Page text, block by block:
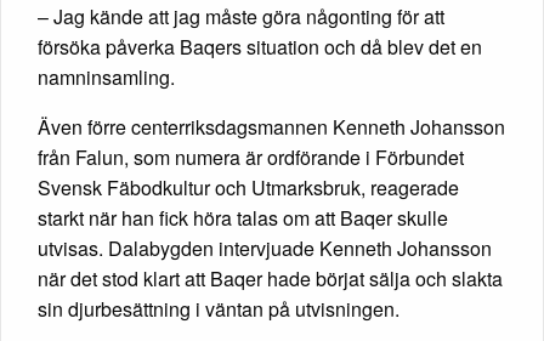
– Jag kände att jag måste göra någonting för att
försöka påverka Baqers situation och då blev det en
namninsamling.
Även förre centerriksdagsmannen Kenneth Johansson
från Falun, som numera är ordförande i Förbundet
Svensk Fäbodkultur och Utmarksbruk, reagerade
starkt när han fick höra talas om att Baqer skulle
utvisas. Dalabygden intervjuade Kenneth Johansson
när det stod klart att Baqer hade börjat sälja och slakta
sin djurbesättning i väntan på utvisningen.